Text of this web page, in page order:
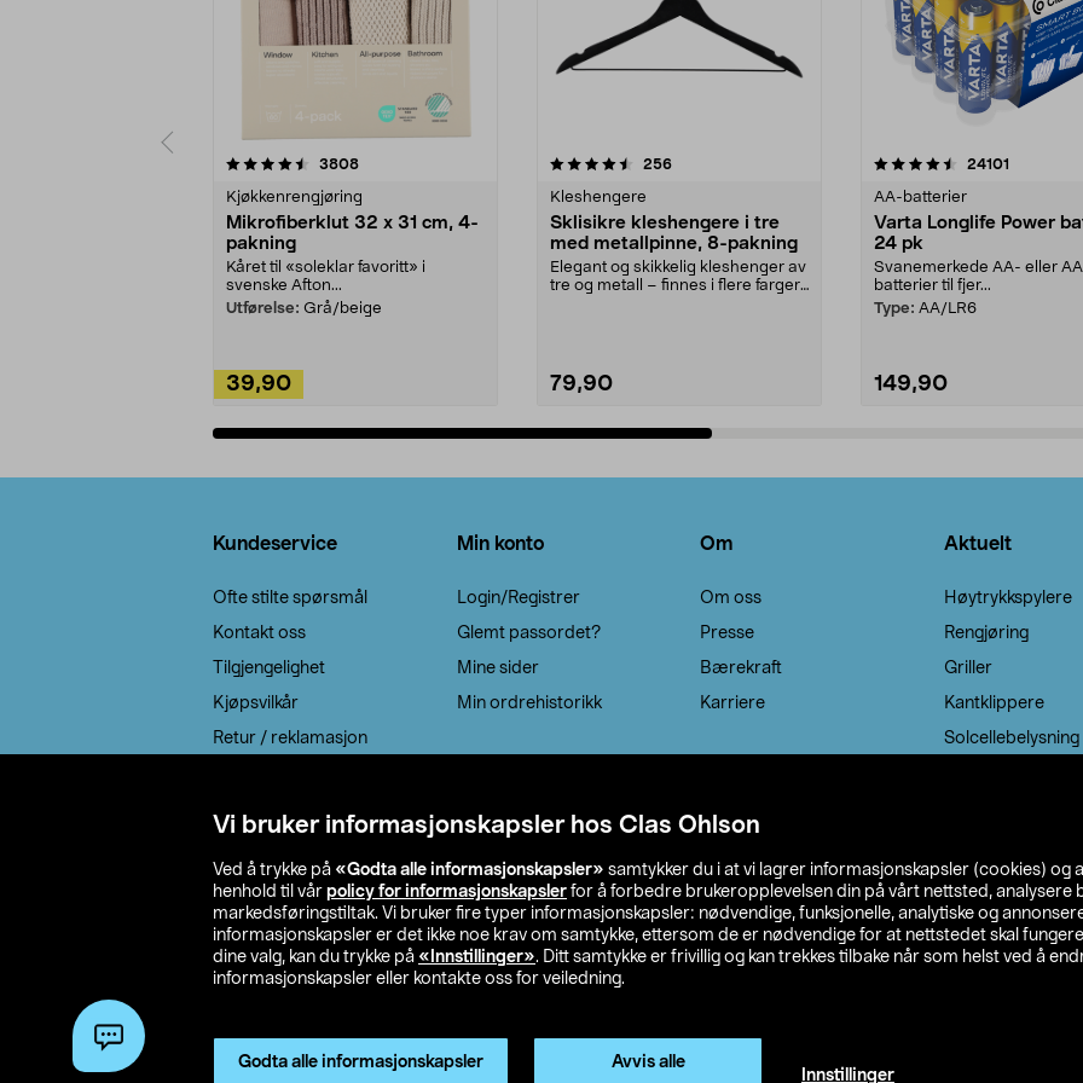
Vi bruker informasjonskapsler hos Clas Ohlson
Ved å trykke på «Godta alle informasjonskapsler» samtykker du i at vi lagrer informasjonskapsler (cookies) og
henhold til vår policy for informasjonskapsler for å forbedre brukeropplevelsen din på vårt nettsted, analysere
markedsføringstiltak. Vi bruker fire typer informasjonskapsler: nødvendige, funksjonelle, analytiske og
informasjonskapsler er det ikke noe krav om samtykke, ettersom de er nødvendige for at nettstedet skal
dine valg, kan du trykke på «Innstillinger». Ditt samtykke er frivillig og kan trekkes tilbake når som helst ved å
informasjonskapsler eller kontakte oss for veiledning.
Godta alle informasjonskapsler Avvis alle
Innstillinger
3808anmeldelser
Kjøkkenrengjøring
Mikrofiberklut 32 x 31 cm, 4-
pakning
Kåret til «soleklar favoritt» i
svenske Afton...
Utførelse: Grå/beige
39,90
4.5av 5 stjerner 256anmeldelser
Kleshengere
Sklisikre kleshengere i tre
med metallpinne, 8-pakning
Elegant og skikkelig kleshenger av
tre og metall – finnes i flere farger.
79,90
4.5av 5 stjerner 24101
AA-batterier
Varta Longlife Power
24 pk
Svanemerkede AA- eller
batterier til fjer...
Type: AA/LR6
149,90
4.5av 5 stjerner
Kundeservice
Ofte stilte spørsmål
Kontakt oss
Tilgjengelighet
Kjøpsvilkår
Retur / reklamasjon
Min konto
Login/Registrer
Glemt passordet?
Mine sider
Min ordrehistorikk
Om
Om oss
Presse
Bærekraft
Karriere
Aktuelt
Høytrykkspylere
Rengjøring
Griller
Kantklippere
Solcellebelysning